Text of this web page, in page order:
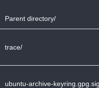
Parent directory/
trace/
ubuntu-archive-keyring.gpg.sig